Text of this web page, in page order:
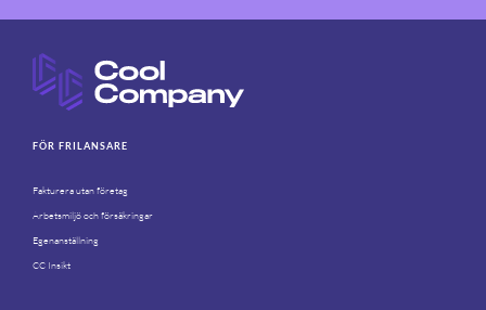
FÖR FRILANSARE
Fakturera utan företag
Arbetsmiljö och försäkringar
Egenanställning
CC Insikt